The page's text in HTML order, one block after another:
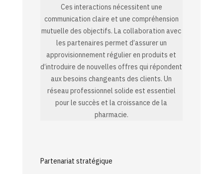
Ces interactions nécessitent une
communication claire et une compréhension
mutuelle des objectifs. La collaboration avec
les partenaires permet d’assurer un
approvisionnement régulier en produits et
d’introduire de nouvelles offres qui répondent
aux besoins changeants des clients. Un
réseau professionnel solide est essentiel
pour le succès et la croissance de la
pharmacie.
Partenariat stratégique